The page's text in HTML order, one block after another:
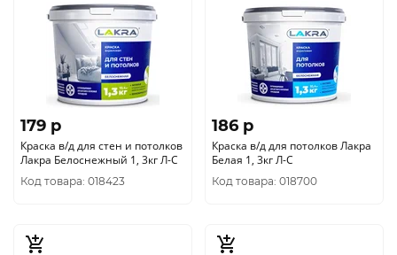
179 p
Краска в/д для стен и потолков
Лакра Белоснежный 1, 3кг Л-С
Код товара: 018423
186 p
Краска в/д для потолков Лакра
Белая 1, 3кг Л-С
Код товара: 018700